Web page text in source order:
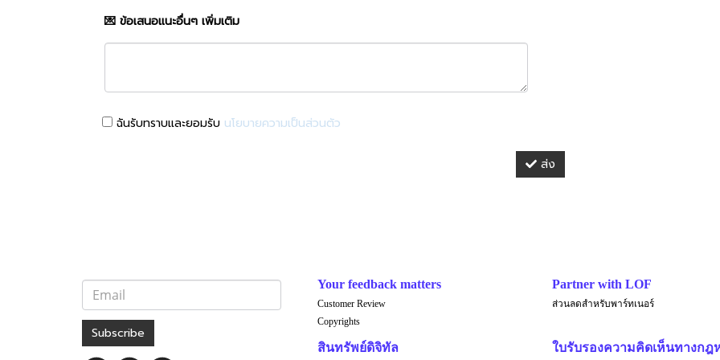
💌 ข้อเสนอแนะอื่นๆ เพิ่มเติม
ฉันรับทราบและยอมรับ นโยบายความเป็นส่วนตัว
ส่ง
Subscribe
Your feedback matters
Customer Review
Copyrights
Partner with LOF
ส่วนลดสำหรับพาร์ทเนอร์
สินทรัพย์ดิจิทัล ใบรับรองความคิดเห็นทางกฎ